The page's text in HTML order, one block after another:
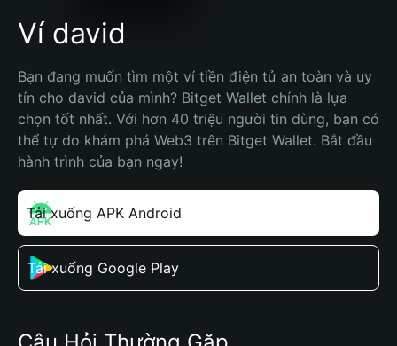
Ví david
Bạn đang muốn tìm một ví tiền điện tử an toàn và uy
tín cho david của mình? Bitget Wallet chính là lựa
chọn tốt nhất. Với hơn 40 triệu người tin dùng, bạn có
thể tự do khám phá Web3 trên Bitget Wallet. Bắt đầu
hành trình của bạn ngay!
Tải xuống APK Android
Tải xuống Google Play